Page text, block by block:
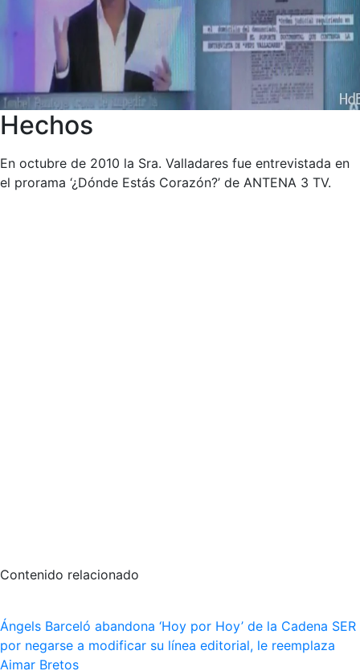
Hechos
En octubre de 2010 la Sra. Valladares fue entrevistada en
el prorama ‘¿Dónde Estás Corazón?’ de ANTENA 3 TV.
Contenido relacionado
Ángels Barceló abandona ‘Hoy por Hoy’ de la Cadena SER
por negarse a modificar su línea editorial, le reemplaza
Aimar Bretos